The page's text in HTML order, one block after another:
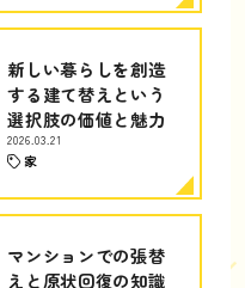
新しい暮らしを創造
する建て替えという
選択肢の価値と魅力
2026.03.21
家
マンションでの張替
えと原状回復の知識